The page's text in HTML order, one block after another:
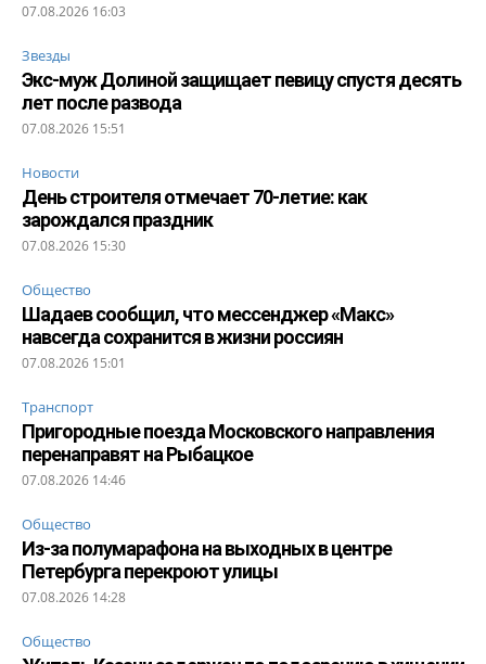
07.08.2026 16:03
Звезды
Экс-муж Долиной защищает певицу спустя десять
лет после развода
07.08.2026 15:51
Новости
День строителя отмечает 70-летие: как
зарождался праздник
07.08.2026 15:30
Общество
Шадаев сообщил, что мессенджер «Макс»
навсегда сохранится в жизни россиян
07.08.2026 15:01
Транспорт
Пригородные поезда Московского направления
перенаправят на Рыбацкое
07.08.2026 14:46
Общество
Из-за полумарафона на выходных в центре
Петербурга перекроют улицы
07.08.2026 14:28
Общество